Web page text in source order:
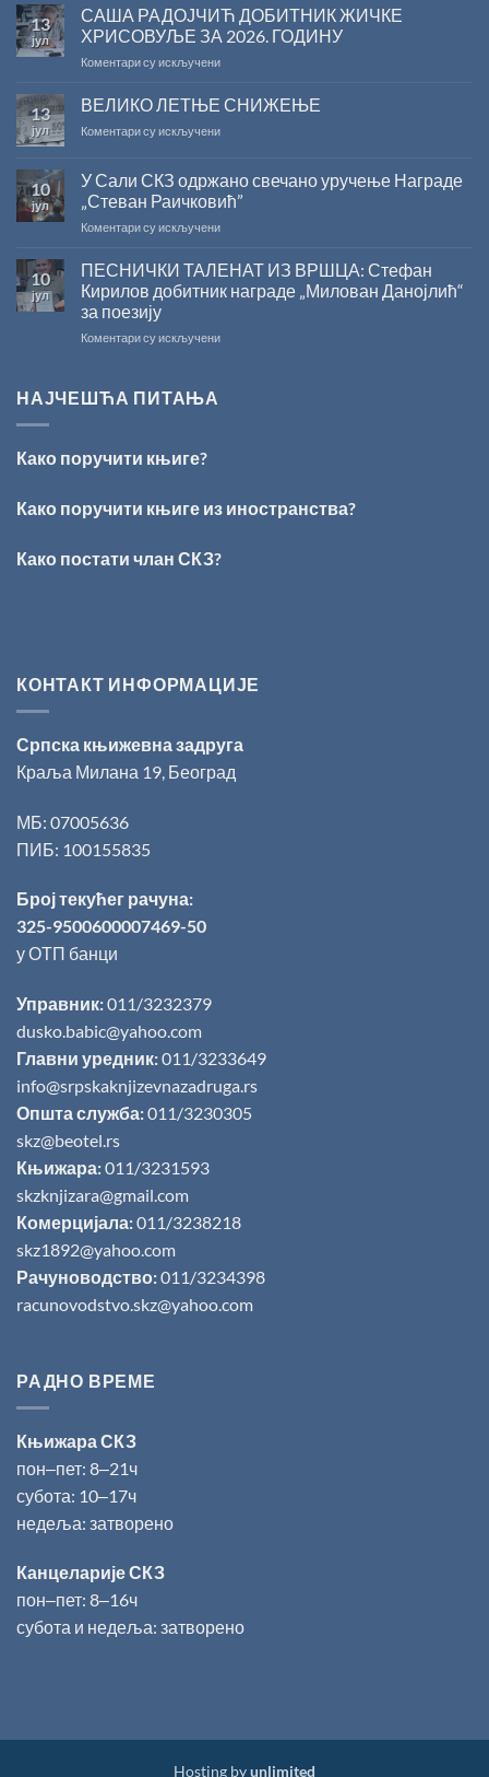
поводом
резултата
конкурса
Министарства
за
капиталних
на
српском
13
јул
САША РАДОЈЧИЋ ДОБИТНИК ЖИЧКЕ
ХРИСОВУЉЕ ЗА 2026. ГОДИНУ
Коментари су искљученина
РАДОЈЧИЋ
ЖИЧКЕ
2026.
ГОДИНУ
13
јул
ВЕЛИКО ЛЕТЊЕ СНИЖЕЊЕ
Коментари су искљученина
СНИЖЕЊЕ
10
јул
У Сали СКЗ одржано свечано уручење Награде
„Стеван Раичковић”
Коментари су искљученина
Сали
одржано
уручење
10
јул
ПЕСНИЧКИ ТАЛЕНАТ ИЗ ВРШЦА: Стефан
Кирилов добитник награде „Милован Данојлић“
за поезију
Коментари су искљученина
„Милован
поезију
НАЈЧЕШЋА ПИТАЊА
Како поручити књиге?
Како поручити књиге из иностранства?
Како постати члан СКЗ?
КОНТАКТ ИНФОРМАЦИЈЕ
Српска књижевна задруга
Краља Милана 19, Београд
МБ: 07005636
ПИБ: 100155835
Број текућег рачуна:
325-9500600007469-50
у ОТП банци
Управник:011/3232379
dusko.babic@yahoo.com
Главни уредник:011/3233649
info@srpskaknjizevnazadruga.rs
Општа служба:011/3230305
skz@beotel.rs
Књижара:011/3231593
skzknjizara@gmail.com
Комерцијала:011/3238218
skz1892@yahoo.com
Рачуноводство:011/3234398
racunovodstvo.skz@yahoo.com
РАДНО ВРЕМЕ
Књижара СКЗ
пон‒пет: 8‒21ч
субота: 10‒17ч
недеља: затворено
Канцеларије СКЗ
пон‒пет: 8‒16ч
субота и недеља: затворено
Hosting byunlimited